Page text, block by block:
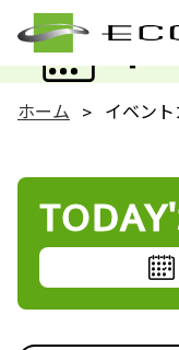
イ
ホーム イベン